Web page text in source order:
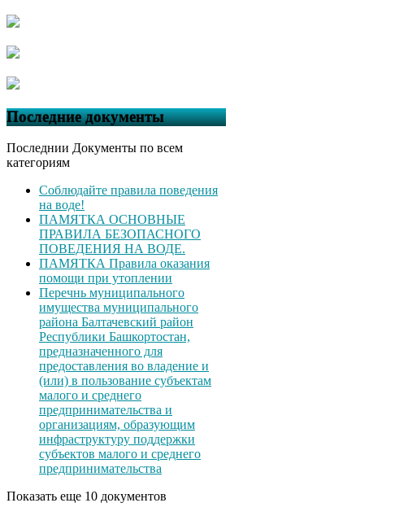
Последние документы
Последнии Документы по всем
категориям
Соблюдайте правила поведения
на воде!
ПАМЯТКА ОСНОВНЫЕ
ПРАВИЛА БЕЗОПАСНОГО
ПОВЕДЕНИЯ НА ВОДЕ.
ПАМЯТКА Правила оказания
помощи при утоплении
Перечнь муниципального
имущества муниципального
района Балтачевский район
Республики Башкортостан,
предназначенного для
предоставления во владение и
(или) в пользование субъектам
малого и среднего
предпринимательства и
организациям, образующим
инфраструктуру поддержки
субъектов малого и среднего
предпринимательства
Показать еще 10 документов